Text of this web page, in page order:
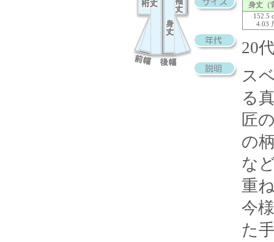
身丈（
152.5
4.03
20
ス
る
匠
の
な
重
今
た